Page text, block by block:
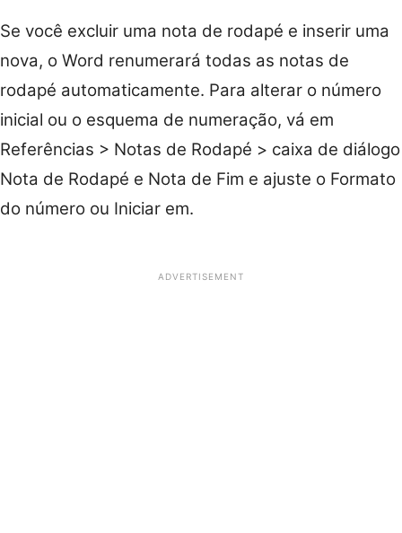
Se você excluir uma nota de rodapé e inserir uma
nova, o Word renumerará todas as notas de
rodapé automaticamente. Para alterar o número
inicial ou o esquema de numeração, vá em
Referências > Notas de Rodapé > caixa de diálogo
Nota de Rodapé e Nota de Fim e ajuste o Formato
do número ou Iniciar em.
ADVERTISEMENT